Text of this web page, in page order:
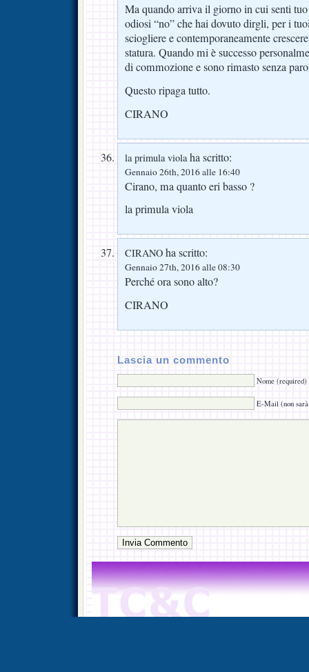
Ma quando arriva il giorno in cui senti
odiosi “no” che hai dovuto dirgli, per i
sciogliere e contemporaneamente
statura. Quando mi è successo
di commozione e sono rimasto senza
Questo ripaga tutto.
CIRANO
la primula violaha scritto:
Gennaio 26th, 2016 alle 16:40
Cirano, ma quanto eri basso ?
la primula viola
CIRANO ha scritto:
Gennaio 27th, 2016 alle 08:30
Perché ora sono alto?
CIRANO
Lascia un commento
Nome (required)
E-Mail (non